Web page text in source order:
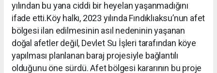
yılından bu yana ciddi bir heyelan yaşanmadığını
ifade etti.Köy halkı, 2023 yılında Fındıklıaksu’nun afet
bölgesi ilan edilmesinin asıl nedeninin yaşanan
doğal afetler değil, Devlet Su İşleri tarafından köye
yapılması planlanan baraj projesiyle bağlantılı
olduğunu öne sürdü. Afet bölgesi kararının bu proje